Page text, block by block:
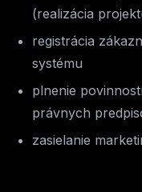
(realizácia
registrácia
systému
plnenie
právnych
zasielanie